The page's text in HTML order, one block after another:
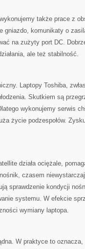
także prace z
gniazdo, komunikaty o
na zużyty port DC.
ale też stabilność.
Laptopy Toshiba,
Skutkiem są
wykonujemy serwis
życie podzespołów.
działa ociężale,
czasem
sprawdzenie kondycji
systemu. W efekcie
wymiany laptopa.
W praktyce to